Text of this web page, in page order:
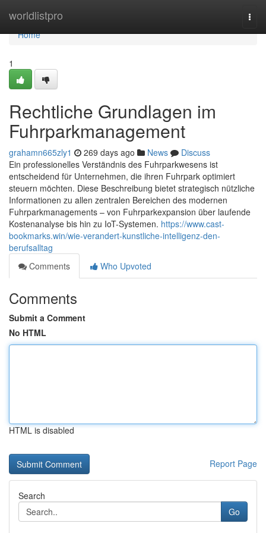
worldlistpro
Home
Home
1
Rechtliche Grundlagen im
Fuhrparkmanagement
grahamn665zly1 269 days ago News
Discuss
Ein professionelles Verständnis des Fuhrparkwesens ist
entscheidend für Unternehmen, die ihren Fuhrpark optimiert
steuern möchten. Diese Beschreibung bietet strategisch nützliche
Informationen zu allen zentralen Bereichen des modernen
Fuhrparkmanagements – von Fuhrparkexpansion über laufende
Kostenanalyse bis hin zu IoT-Systemen. https://www.cast-
bookmarks.win/wie-verandert-kunstliche-intelligenz-den-
berufsalltag
Comments
Who Upvoted
Comments
Submit a Comment
No HTML
HTML is disabled
Report Page
Search
Go